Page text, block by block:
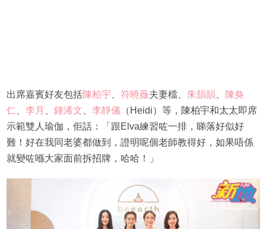
出席嘉賓好友包括陳柏宇 符曉薇夫妻檔、 朱韻韻
陳奐
仁
李月 鍾浠文 李靜儀 （Heidi）等，陳柏宇和太太即席
示範雙人瑜伽，佢話：「跟Elva練習咗一排，睇落好似好
難！好在我同老婆都做到，證明呢個老師教得好，如果唔係
就變咗喺大家面前拆招牌，哈哈！」